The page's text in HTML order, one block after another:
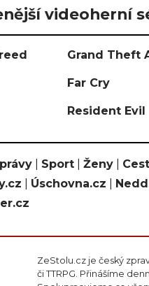
videoherní
Grand Theft
Far Cry
Resident Evil
Sport Ženy
Úschovna.cz
ZeStolu.cz je český
či TTRPG. Přinášíme